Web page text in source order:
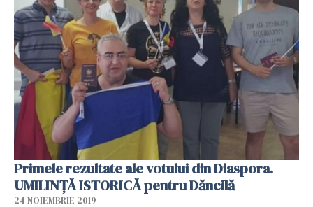
Primele rezultate ale votului din Diaspora.
UMILINȚĂ ISTORICĂ pentru Dăncilă
24 NOIEMBRIE 2019